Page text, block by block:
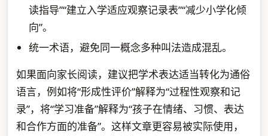
读指导”“建立入学适应观察记录表”“减少小学化倾
向”。
统一术语，避免同一概念多种叫法造成混乱。
如果面向家长阅读，建议把学术表达适当转化为通俗
语言，例如将“形成性评价”解释为“过程性观察和记
录”，将“学习准备”解释为“孩子在情绪、习惯、表达
和合作方面的准备”。这样文章更容易被实际使用，